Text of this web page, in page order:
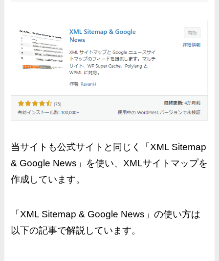
当サイトも公式サイトと同じく「XML Sitemap
& Google News」を使い、XMLサイトマップを
作成しています。
「XML Sitemap & Google News」の使い方は
以下の記事で解説しています。